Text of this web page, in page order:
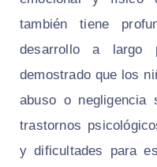
también tiene
desarrollo a largo
demostrado que los
abuso o negligencia
trastornos
y dificultades para